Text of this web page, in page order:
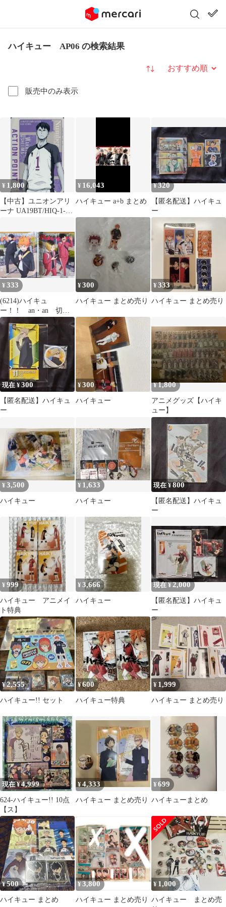
ハイキュー AP06 の検索結果
販売中のみ表示
並び替え
¥ 1,800
【中古】ユニオンアリ
ーナ UA19BT/HIQ-1-
ンポイント
¥ 16,043
ハイキュー a+b まとめ
¥320
【匿名配送】ハイキュ
ー
¥333
(6214)ハイキュ
ー！！ an・an 切り
抜き
¥300
ハイキュー まとめ売り
¥333
ハイキュー まとめ売り
現在 ¥300
【匿名配送】ハイキュ
ー
¥300
ハイキュー
¥1,800
アニメグッズ【ハイキ
ュー】
¥3,500
ハイキュー
¥ 1,633
ハイキュー
現在 ¥800
【匿名配送】ハイキュ
ー
¥999
ハイキュー アニメイ
ト特典
¥3,666
ハイキュー
現在 ¥2,000
【匿名配送】ハイキュ
ー
¥2,555
ハイキュー!! セット
¥600
ハイキュー特典
¥ 1,999
ハイキュー まとめ売り
現在 ¥4,999
624-ハイキュー!! 10点
【ス】
¥4,333
ハイキュー まとめ売り
¥699
ハイキューまとめ
¥500
ハイキュー まとめ
¥3,800
ハイキュー まとめ売り
¥ 1,000
ハイキュー まとめ売